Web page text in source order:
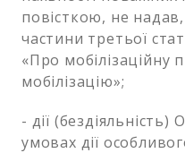
повісткою, не
частини третьої
«Про мобілізаційну
мобілізацію»;
- дії
умовах дії